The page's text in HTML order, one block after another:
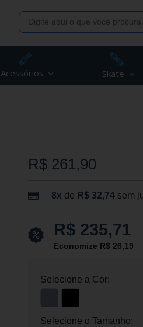
Acessórios Skate
R$ 261,90
8x de R$ 32,74 sem
R$ 235,71
Economize R$ 26,19
Selecione a Cor:
Selecione o Tamanho: